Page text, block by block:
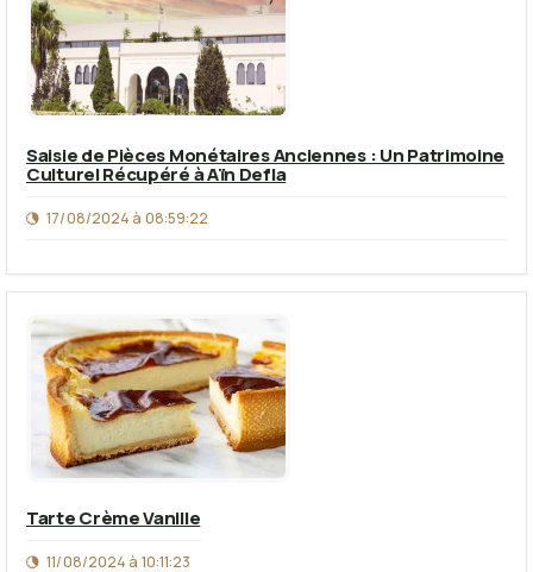
Saisie de Pièces Monétaires Anciennes : Un Patrimoine
Culturel Récupéré à Aïn Defla
17/08/2024 à 08:59:22
Tarte Crème Vanille
11/08/2024 à 10:11:23